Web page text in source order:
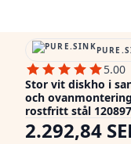
5.00
Stor vit diskho i
och
rostfritt stål
2.292,84